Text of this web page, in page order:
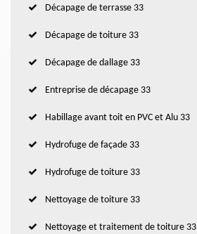
Décapage de terrasse 33
Décapage de toiture 33
Décapage de dallage 33
Entreprise de décapage 33
Habillage avant toit en PVC et Alu 33
Hydrofuge de façade 33
Hydrofuge de toiture 33
Nettoyage de toiture 33
Nettoyage et traitement de toiture 33